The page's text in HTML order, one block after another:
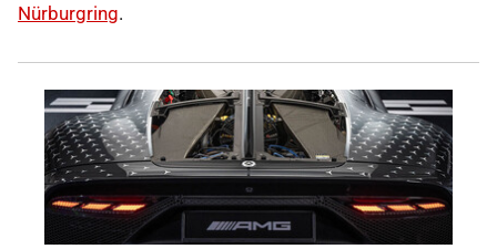
Nürburgring.